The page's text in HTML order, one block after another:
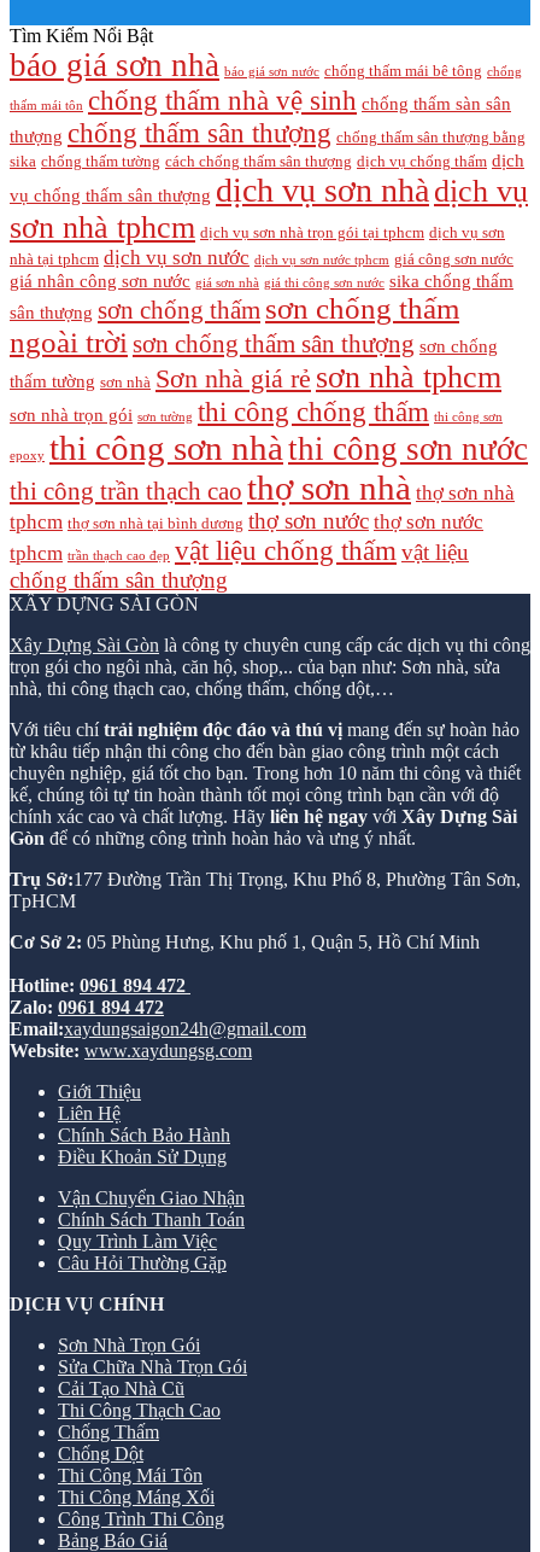
Tìm Kiếm Nổi Bật
báo giá sơn nhà báo giá sơn nước chống thấm mái bê tông chống
thấm mái tôn chống thấm nhà vệ sinh chống thấm sàn sân
thượng chống thấm sân thượng chống thấm sân thượng bằng
sika chống thấm tường cách chống thấm sân thượng dịch vụ chống thấm dịch
vụ chống thấm sân thượng dịch vụ sơn nhà dịch vụ
sơn nhà tphcm dịch vụ sơn nhà trọn gói tại tphcm dịch vụ sơn
nhà tại tphcm dịch vụ sơn nước dịch vụ sơn nước tphcm giá công sơn nước
giá nhân công sơn nước giá sơn nhà giá thi công sơn nước sika chống thấm
sân thượng sơn chống thấm sơn chống thấm
ngoài trời sơn chống thấm sân thượng sơn chống
thấm tường sơn nhà Sơn nhà giá rẻ sơn nhà tphcm
sơn nhà trọn gói sơn tường thi công chống thấm thi công sơn
epoxy thi công sơn nhà thi công sơn nước
thi công trần thạch cao thợ sơn nhà thợ sơn nhà
tphcm thợ sơn nhà tại bình dương thợ sơn nước thợ sơn nước
tphcm trần thạch cao đẹp vật liệu chống thấm vật liệu
chống thấm sân thượng
XÂY DỰNG SÀI GÒN
Xây Dựng Sài Gòn là công ty chuyên cung cấp các dịch vụ thi công
trọn gói cho ngôi nhà, căn hộ, shop,.. của bạn như: Sơn nhà, sửa
nhà, thi công thạch cao, chống thấm, chống dột,…
Với tiêu chítrải nghiệm độc đáo và thú vị mang đến sự hoàn hảo
từ khâu tiếp nhận thi công cho đến bàn giao công trình một cách
chuyên nghiệp, giá tốt cho bạn. Trong hơn 10 năm thi công và thiết
kế, chúng tôi tự tin hoàn thành tốt mọi công trình bạn cần với độ
chính xác cao và chất lượng. Hãy liên hệ ngay với Xây Dựng Sài
Gòn để có những công trình hoàn hảo và ưng ý nhất.
Trụ Sở:177 Đường Trần Thị Trọng, Khu Phố 8, Phường Tân Sơn,
TpHCM
Cơ Sở 2: 05 Phùng Hưng, Khu phố 1, Quận 5, Hồ Chí Minh
Hotline: 0961 894 472
Zalo: 0961 894 472
Email:xaydungsaigon24h@gmail.com
Website: www.xaydungsg.com
Giới Thiệu
Liên Hệ
Chính Sách Bảo Hành
Điều Khoản Sử Dụng
Vận Chuyển Giao Nhận
Chính Sách Thanh Toán
Quy Trình Làm Việc
Câu Hỏi Thường Gặp
DỊCH VỤ CHÍNH
Sơn Nhà Trọn Gói
Sửa Chữa Nhà Trọn Gói
Cải Tạo Nhà Cũ
Thi Công Thạch Cao
Chống Thấm
Chống Dột
Thi Công Mái Tôn
Thi Công Máng Xối
Công Trình Thi Công
Bảng Báo Giá